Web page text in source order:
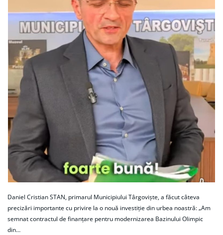
Daniel Cristian STAN, primarul Municipiului Târgoviște, a făcut câteva
precizări importante cu privire la o nouă investiție din urbea noastră: „Am
semnat contractul de finanțare pentru modernizarea Bazinului Olimpic
din…